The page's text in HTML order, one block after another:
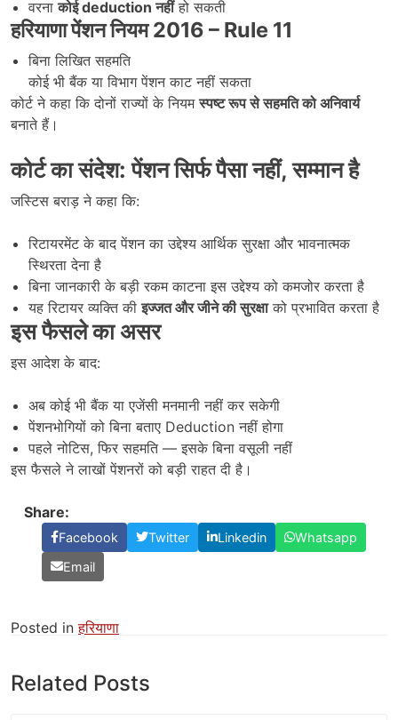
वरनाकोई deductionनहींहो सकती
हरियाणा पेंशन नियम 2016 – Rule 11
बिना लिखित सहमति
कोई भी बैंक या विभाग पेंशन काट नहीं सकता
कोर्ट ने कहा कि दोनों राज्यों के नियमस्पष्ट रूप से सहमति को अनिवार्य
बनाते हैं।
कोर्ट का संदेश: पेंशन सिर्फ पैसा नहीं,सम्मान है
जस्टिस बराड़ ने कहा कि:
रिटायरमेंट के बाद पेंशन का उद्देश्य आर्थिक सुरक्षा और भावनात्मक
स्थिरता देना है
बिना जानकारी के बड़ी रकम काटना इस उद्देश्य को कमजोर करता है
यह रिटायर व्यक्ति कीइज्जत और जीने की सुरक्षाको प्रभावित करता है
इस फैसले का असर
इस आदेश के बाद:
अब कोई भी बैंक या एजेंसी मनमानी नहीं कर सकेगी
पेंशनभोगियों को बिना बताए Deduction नहीं होगा
पहले नोटिस, फिर सहमति — इसके बिना वसूली नहीं
इस फैसले ने लाखों पेंशनरों को बड़ी राहत दी है।
Share:
Facebook Twitter Linkedin
Whatsapp
Email
Posted inहरियाणा
Related Posts